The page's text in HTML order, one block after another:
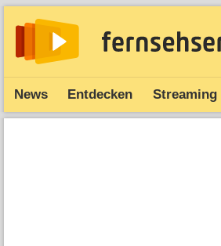
News Entdecken Streaming